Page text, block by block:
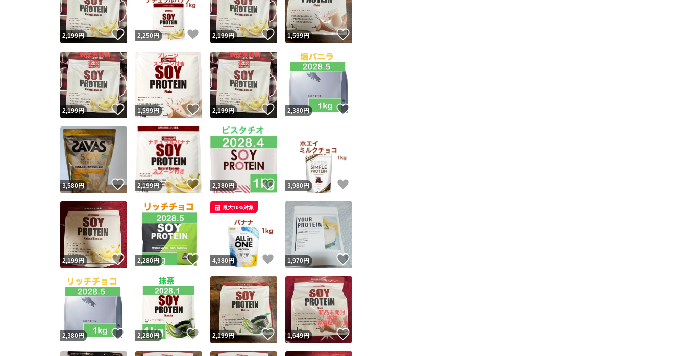
ユーザーの実績について
Yahoo!フリマが定めた一定の基準を満たしたユーザーにバッジを付与しています
安心取引出品者
安心取引出品者 Yahoo!フリマの基準をクリアした安心・安全なユーザーです
取引実績
取引実績◯+ このユーザーはYahoo!フリマの取引を完了させた実績があります
他フリマ実績◯+ このユーザーは他フリマサービスでの取引実績があります
スピード&安心発送
※このバッジは実績に基づく表示であり、発送を保証しているものではありません
スピード＆安心発送
このユーザーは高頻度で24時間以内＆設定した発送日数内に発送してい
ます
スピード発送 このユーザーは高頻度で24時間以内に発送しています
安心発送 このユーザーは設定した発送日数内に発送しています
この商品の情報をコピーします
商品画像の無断転載は禁止されています
コピーは1商品につき1回
出品ページへ
キャンセル
2,199円 いいね！
2,250 円 いいね！
2,199円 いいね！
1,599円
2,199円 いいね！
1,599円 いいね！
2,199円 いいね！
2,380円
3,580円 いいね！
2,199円 いいね！
2,380円 いいね！
3,980 円
2,199円 いいね！
2,280円 いいね！
4,980 円 いいね！
最大10%対象
1,970円 いいね！
2,380円 いいね！
2,280円 いいね！
2,199円 いいね！
1,649円